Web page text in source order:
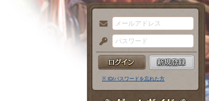
メ
ー
ル
ア
ド
パ
ス
※ ID/パスワードを忘れた方